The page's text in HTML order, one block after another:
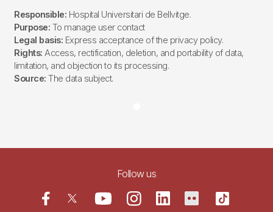
Responsible: Hospital Universitari de Bellvitge.
Purpose: To manage user contact
Legal basis: Express acceptance of the privacy policy.
Rights: Access, rectification, deletion, and portability of data,
limitation, and objection to its processing.
Source: The data subject.
Follow us